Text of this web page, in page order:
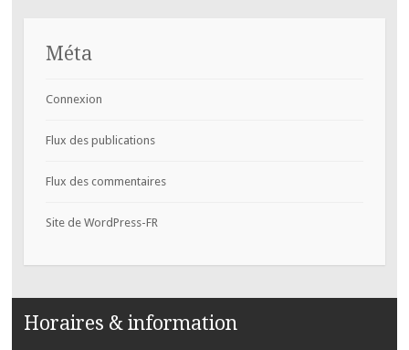
Méta
Connexion
Flux des publications
Flux des commentaires
Site de WordPress-FR
Horaires & information